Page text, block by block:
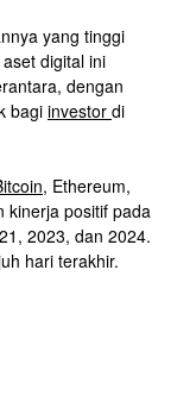
yang tinggi
digital ini
dengan
bagi investor di
, Ethereum,
kinerja positif pada
2023, dan 2024.
hari terakhir.